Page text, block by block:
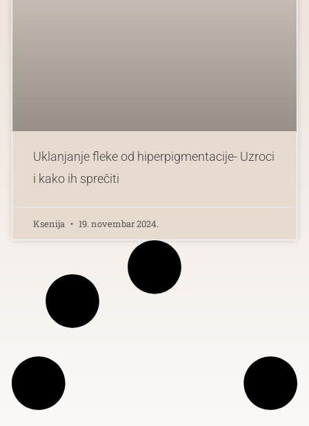
Uklanjanje fleke od hiperpigmentacije- Uzroci
i kako ih sprečiti
Ksenija 19. novembar 2024.